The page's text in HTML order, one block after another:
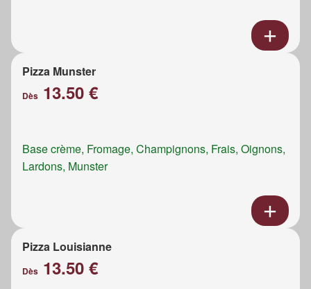
Pizza Munster
Dès 13.50 €
Base crème, Fromage, Champignons, Frais, Oignons,
Lardons, Munster
Pizza Louisianne
Dès 13.50 €